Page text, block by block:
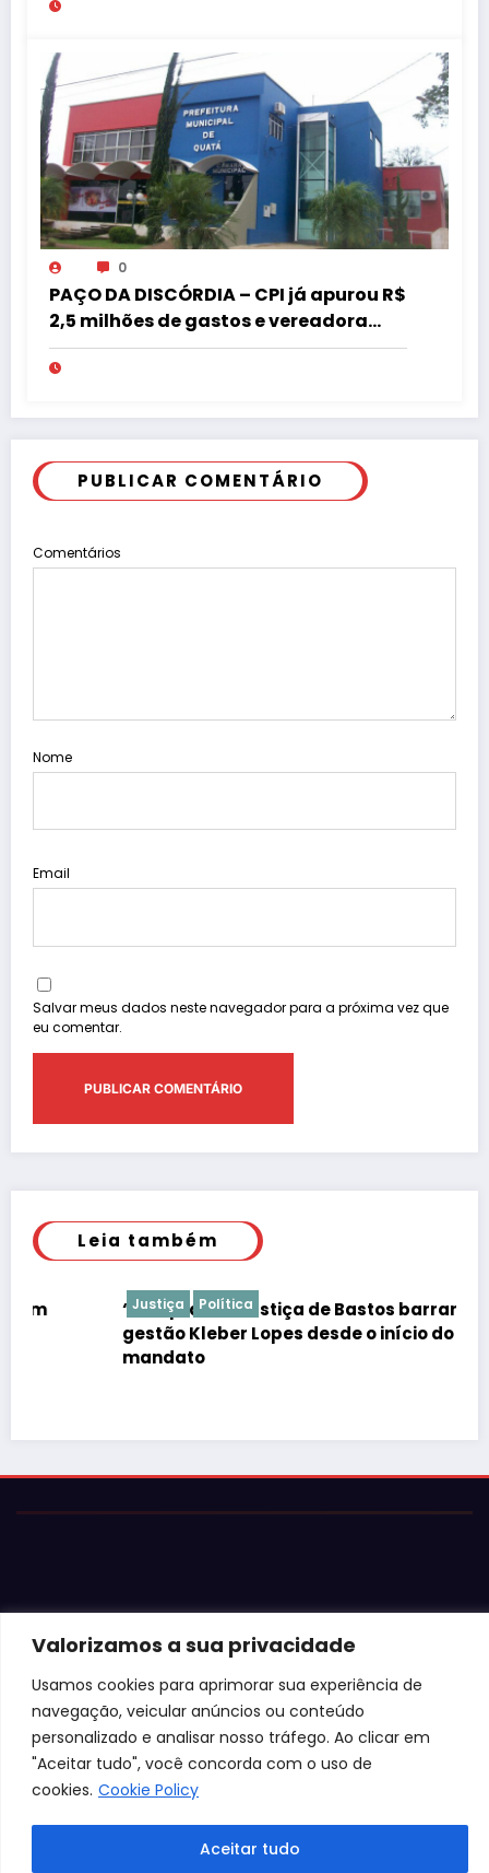
Valorizamos a sua privacidade
Usamos cookies para aprimorar sua experiência de
navegação, veicular anúncios ou conteúdo
personalizado e analisar nosso tráfego. Ao clicar em
"Aceitar tudo", você concorda com o uso de
cookies. Cookie Policy
Aceitar tudo
0
PAÇO DA DISCÓRDIA – CPI já apurou R$
2,5 milhões de gastos e vereadora
pede “acordo” para aprovar R$ 9,5
milhões
PUBLICAR COMENTÁRIO
Comentários
Nome
Email
Salvar meus dados neste navegador para a próxima vez que
eu comentar.
Leia também
Política
“É de praxe”: Justiça de Bastos barrar atos da
gestão Kleber Lopes desde o início do
mandato
© 2026 Jota Neves. Todos os direitos reservados.
autorização expressa está sujeita às penalidades
legais.